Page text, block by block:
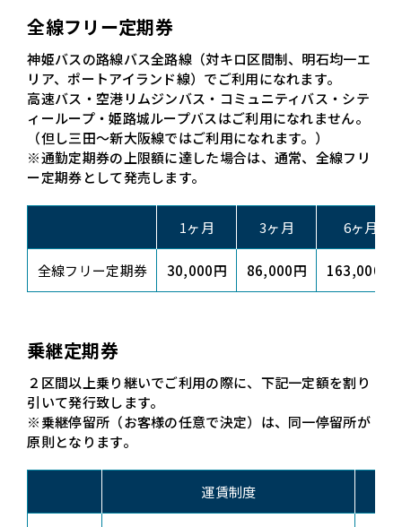
全線フリー定期券
神姫バスの路線バス全路線（対キロ区間制、明石均一エ
リア、ポートアイランド線）でご利用になれます。
高速バス・空港リムジンバス・コミュニティバス・シテ
ィーループ・姫路城ループバスはご利用になれません。
（但し三田～新大阪線ではご利用になれます。）
※通勤定期券の上限額に達した場合は、通常、全線フリ
ー定期券として発売します。
1ヶ月 3ヶ月 6ヶ月
全線フリー定期券 30,000円 86,000円 163,000円
乗継定期券
２区間以上乗り継いでご利用の際に、下記一定額を割り
引いて発行致します。
※乗継停留所（お客様の任意で決定）は、同一停留所が
原則となります。
運賃制度